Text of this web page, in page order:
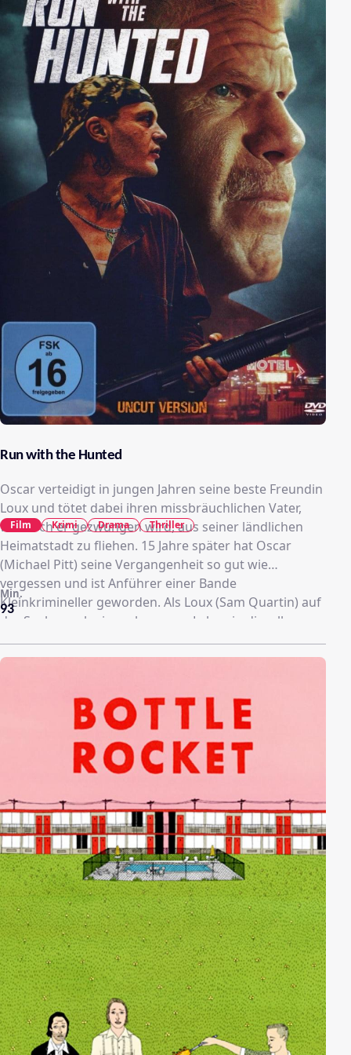
Run with the Hunted
Oscar verteidigt in jungen Jahren seine beste Freundin
Loux und tötet dabei ihren missbräuchlichen Vater,
wodurch er gezwungen wird, aus seiner ländlichen
Heimatstadt zu fliehen. 15 Jahre später hat Oscar
(Michael Pitt) seine Vergangenheit so gut wie
vergessen und ist Anführer einer Bande
Kleinkrimineller geworden. Als Loux (Sam Quartin) auf
der Suche nach einem besseren Leben in dieselbe
Stadt zieht, findet sie einen Job bei einem
Privatdetektiv. Loux stolpert über Oscars damaligen
Jungen zu finden, der ihr Leben gerettet hat...
93
Min.
Film Krimi Drama Thriller